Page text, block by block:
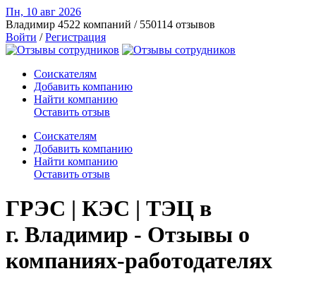
Пн, 10 авг 2026
Владимир 4522 компаний / 550114 отзывов
Войти /Регистрация
Соискателям
Добавить компанию
Найти компанию
Оставить отзыв
Соискателям
Добавить компанию
Найти компанию
Оставить отзыв
ГРЭС | КЭС | ТЭЦ в
г. Владимир - Отзывы о
компаниях-работодателях